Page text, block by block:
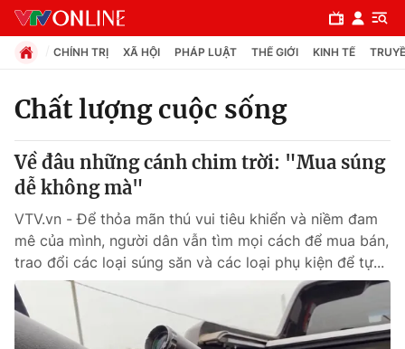
Chuyên mục
Chính trị
Xã hội
Pháp luật
Y tế
CHÍNH TRỊ XÃ HỘI PHÁP LUẬT THẾ GIỚI KINH TẾ
Chất lượng cuộc sống
Về đâu những cánh chim trời: "Mua súng
dễ không mà"
VTV.vn - Để thỏa mãn thú vui tiêu khiển và niềm đam
mê của mình, người dân vẫn tìm mọi cách để mua bán,
trao đổi các loại súng săn và các loại phụ kiện để tự...